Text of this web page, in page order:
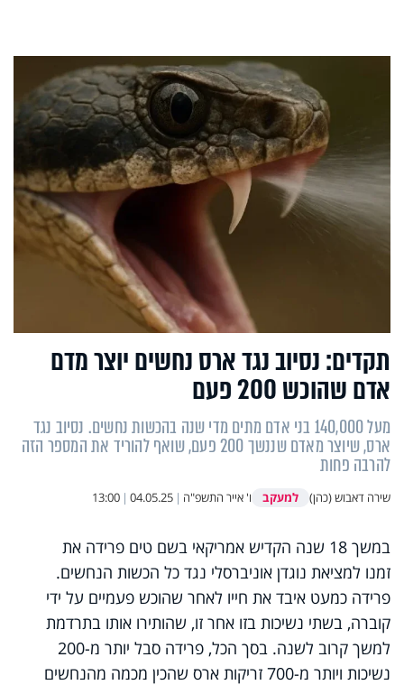
תקדים: נסיוב נגד ארס נחשים יוצר מדם
אדם שהוכש 200 פעם
מעל 140,000 בני אדם מתים מדי שנה בהכשות נחשים. נסיוב נגד
ארס, שיוצר מאדם שננשך 200 פעם, שואף להוריד את המספר הזה
להרבה פחות
שירה דאבוש (כהן) למעקב ו' אייר התשפ"ה |
04.05.25
|
13:00
במשך 18 שנה הקדיש אמריקאי בשם טים פרידה את
זמנו למציאת נוגדן אוניברסלי נגד כל הכשות הנחשים.
פרידה כמעט איבד את חייו לאחר שהוכש פעמיים על ידי
קוברה, בשתי נשיכות בזו אחר זו, שהותירו אותו בתרדמת
למשך קרוב לשנה. בסך הכל, פרידה סבל יותר מ-200
נשיכות ויותר מ-700 זריקות ארס שהכין מכמה מהנחשים